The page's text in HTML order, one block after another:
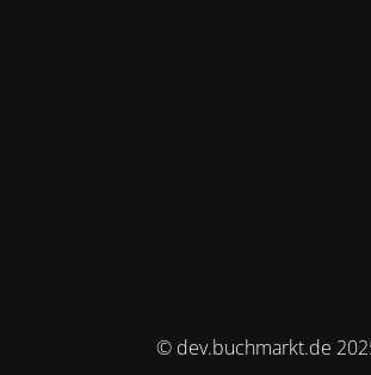
© dev.buchmarkt.de